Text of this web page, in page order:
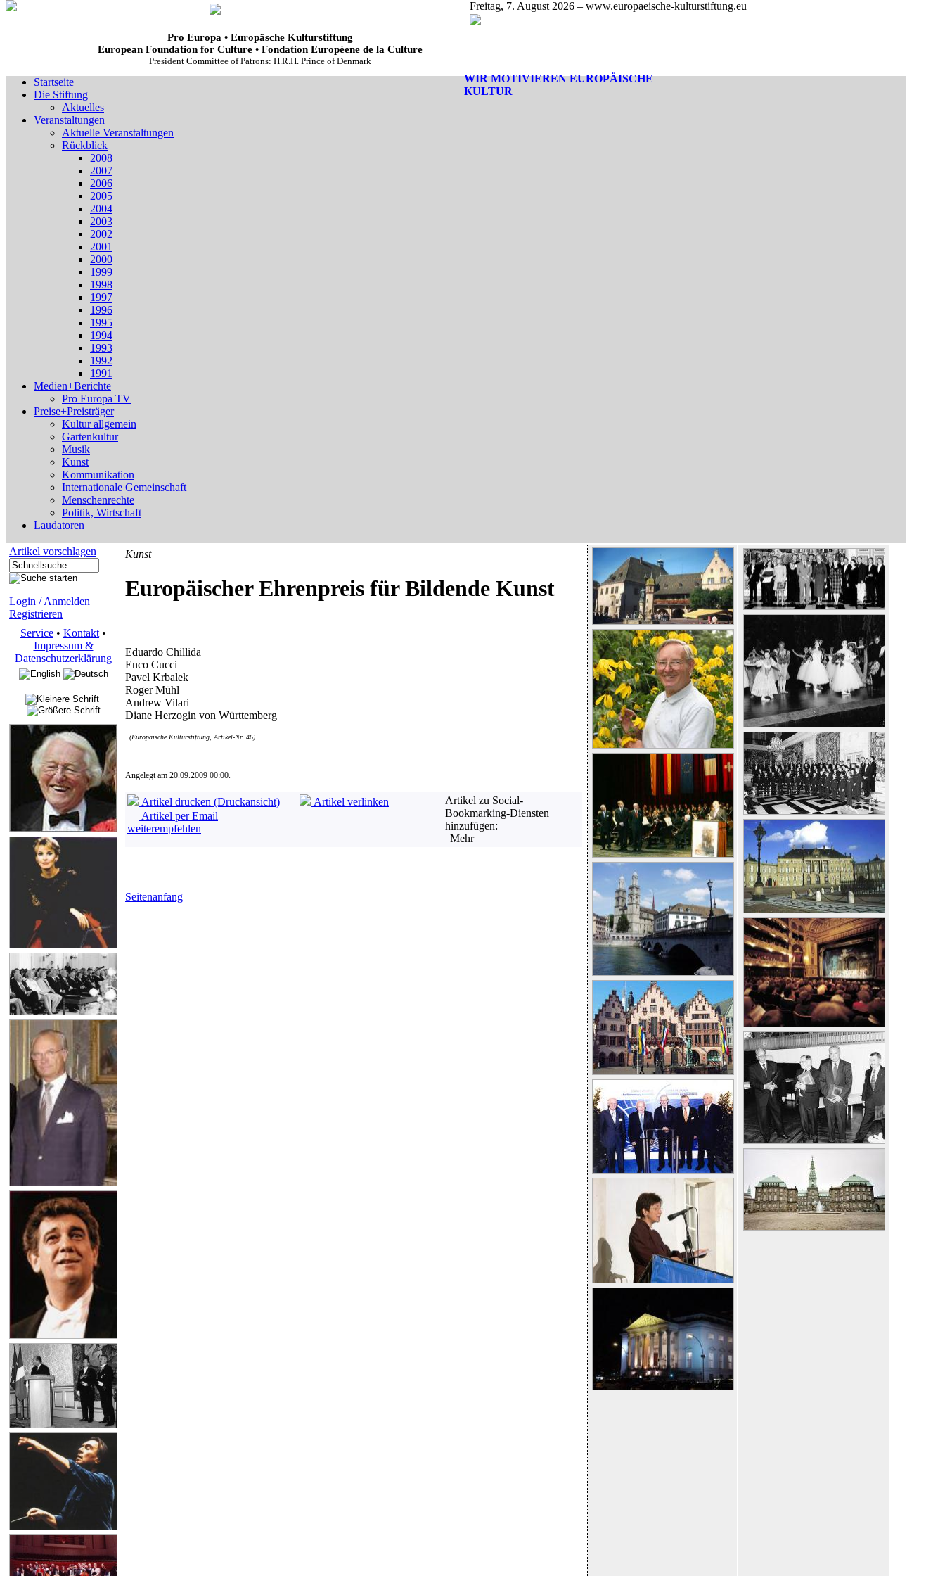
Freitag, 7. August 2026 – www.europaeische-kulturstiftung.eu
WIR MOTIVIEREN EUROPÄISCHE
KULTUR
Pro Europa • Europäsche Kulturstiftung
European Foundation for Culture • Fondation Européene de la Culture
President Committee of Patrons: H.R.H. Prince of Denmark
Startseite
Die Stiftung
Aktuelles
Veranstaltungen
Aktuelle Veranstaltungen
Rückblick
2008
2007
2006
2005
2004
2003
2002
2001
2000
1999
1998
1997
1996
1995
1994
1993
1992
1991
Medien+Berichte
Pro Europa TV
Preise+Preisträger
Kultur allgemein
Gartenkultur
Musik
Kunst
Kommunikation
Internationale Gemeinschaft
Menschenrechte
Politik, Wirtschaft
Laudatoren
Artikel vorschlagen
Login / Anmelden
Registrieren
Service • Kontakt •
Impressum &
Datenschutzerklärung
Kunst
Europäischer Ehrenpreis für Bildende Kunst
Eduardo Chillida
Enco Cucci
Pavel Krbalek
Roger Mühl
Andrew Vilari
Diane Herzogin von Württemberg
(Europäische Kulturstiftung, Artikel-Nr. 46)
Angelegt am 20.09.2009 00:00.
Artikel drucken (Druckansicht)
Artikel per Email
weiterempfehlen
Artikel verlinken
Artikel zu Social-
Bookmarking-Diensten
hinzufügen:
| Mehr
Seitenanfang